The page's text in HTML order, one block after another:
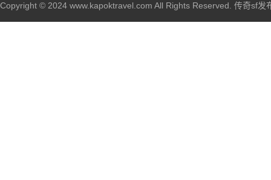
Copyright © 2024 www.kapoktravel.com All Rights Reserved. 传奇sf发